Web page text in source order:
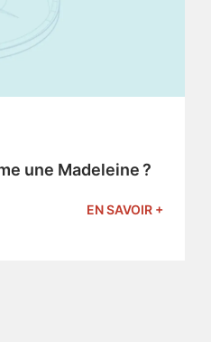
une Madeleine ?
EN SAVOIR +